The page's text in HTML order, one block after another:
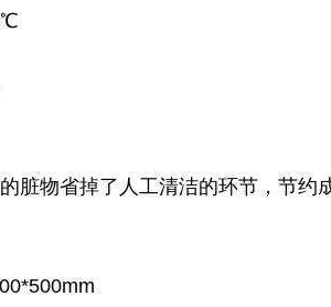
脏物省掉了人工清洁的环节，节